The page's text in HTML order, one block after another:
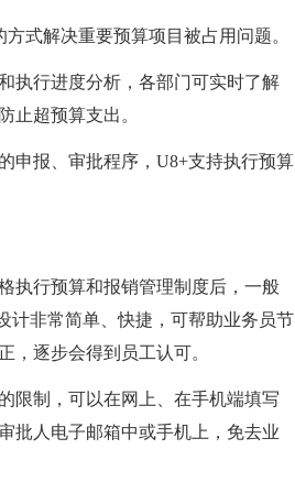
式解决重要预算项目被占用问题。
行进度分析，各部门可实时了解
止超预算支出。
报、审批程序，U8+支持执行预算
行预算和报销管理制度后，一般
计非常简单、快捷，可帮助业务员节
，逐步会得到员工认可。
制，可以在网上、在手机端填写
批人电子邮箱中或手机上，免去业